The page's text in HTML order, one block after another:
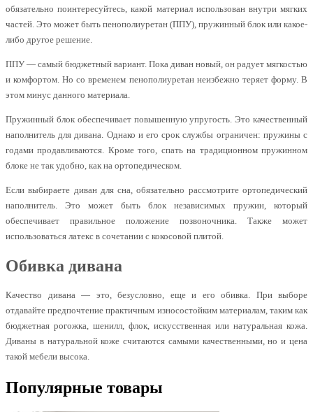
обязательно поинтересуйтесь, какой материал использован внутри мягких
частей. Это может быть пенополиуретан (ППУ), пружинный блок или какое-
либо другое решение.
ППУ — самый бюджетный вариант. Пока диван новый, он радует мягкостью
и комфортом. Но со временем пенополиуретан неизбежно теряет форму. В
этом минус данного материала.
Пружинный блок обеспечивает повышенную упругость. Это качественный
наполнитель для дивана. Однако и его срок службы ограничен: пружины с
годами продавливаются. Кроме того, спать на традиционном пружинном
блоке не так удобно, как на ортопедическом.
Если выбираете диван для сна, обязательно рассмотрите ортопедический
наполнитель. Это может быть блок независимых пружин, который
обеспечивает правильное положение позвоночника. Также может
использоваться латекс в сочетании с кокосовой плитой.
Обивка дивана
Качество дивана — это, безусловно, еще и его обивка. При выборе
отдавайте предпочтение практичным износостойким материалам, таким как
бюджетная рогожка, шенилл, флок, искусственная или натуральная кожа.
Диваны в натуральной коже считаются самыми качественными, но и цена
такой мебели высока.
Популярные товары